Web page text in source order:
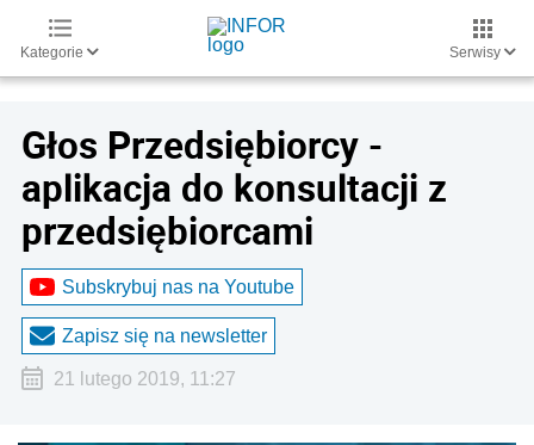
Kategorie Serwisy
Głos Przedsiębiorcy -
aplikacja do konsultacji z
przedsiębiorcami
Subskrybuj nas na Youtube
Zapisz się na newsletter
21 lutego 2019, 11:27